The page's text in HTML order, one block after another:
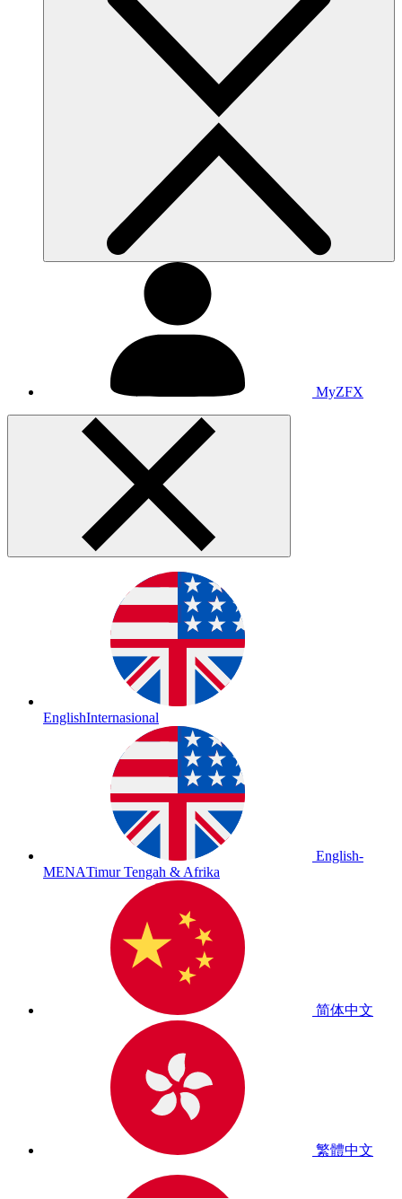
MyZFX
EnglishInternasional
English-
MENATimur Tengah & Afrika
简体中文
繁體中文